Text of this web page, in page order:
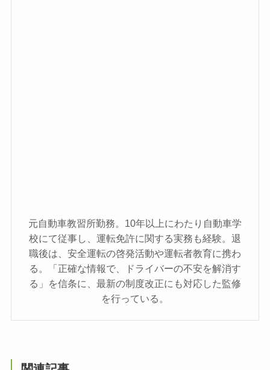
元自動車教習所勤務。10年以上にわたり自動車学
校にて従事し、運転免許に関する実務も経験。退
職後は、安全運転の啓発活動や運転者教育に携わ
る。「正確な情報で、ドライバーの不安を解消す
る」を信条に、最新の制度改正にも対応した監修
を行っている。